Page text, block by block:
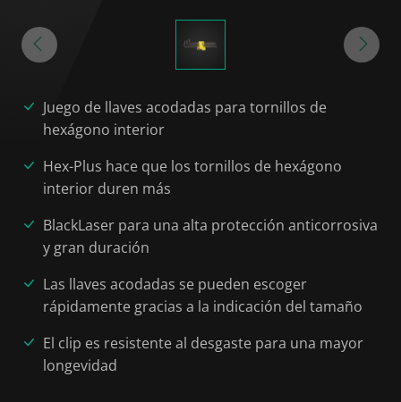
Juego de llaves acodadas para tornillos de
hexágono interior
Hex-Plus hace que los tornillos de hexágono
interior duren más
BlackLaser para una alta protección anticorrosiva
y gran duración
Las llaves acodadas se pueden escoger
rápidamente gracias a la indicación del tamaño
El clip es resistente al desgaste para una mayor
longevidad